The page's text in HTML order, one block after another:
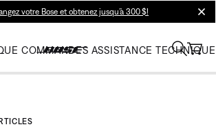
votre Bose et obtenez jusqu’à 300 $!
COMMANDES ASSISTANCE TECHNIQUE